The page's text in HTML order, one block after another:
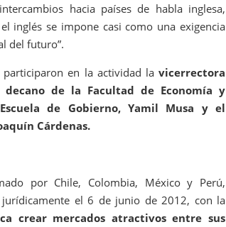
hacia países de habla inglesa,
inglés se impone casi como una exigencia
del futuro”.
en la actividad la vicerrectora
decano de la Facultad de Economía y
de Gobierno, Yamil Musa y el
Cárdenas.
por Chile, Colombia, México y Perú,
el 6 de junio de 2012, con la
crear mercados atractivos entre sus